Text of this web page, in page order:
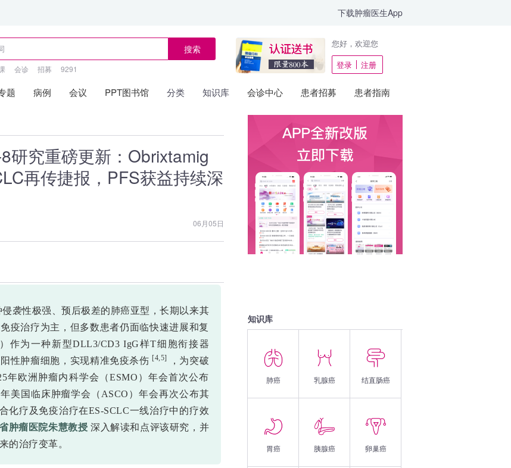
下载肿瘤医生App
搜索
会诊 招募 9291
您好，欢迎您
登录
注册
题 病例 会议 PPT图书馆 分类 知识库 会诊中心 患者招募 患者指南
知识库
肺癌 乳腺癌 结直肠癌
胃癌 胰腺癌 卵巢癌
研究重磅更新：Obrixtamig
再传捷报，PFS获益持续深
06月05日
袭性极强、预后极差的肺癌亚型，长期以来其
疫治疗为主，但多数患者仍面临快速进展和复
作为一种新型DLL3/CD3 IgG样T细胞衔接器
性肿瘤细胞，实现精准免疫杀伤 [4,5]
，为突破
年欧洲肿瘤内科学会（ESMO）年会首次公布
年美国临床肿瘤学会（ASCO）年会再次公布其
化疗及免疫治疗在ES-SCLC一线治疗中的疗效
肿瘤医院朱慧教授深入解读和点评该研究，并
的治疗变革。